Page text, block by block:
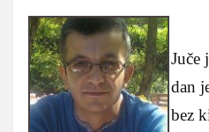
Juče
dan
bez